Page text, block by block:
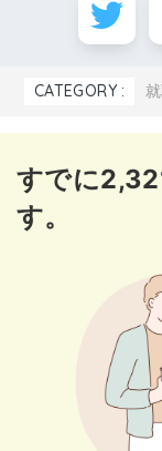
CATEGORY :
すでに
す。